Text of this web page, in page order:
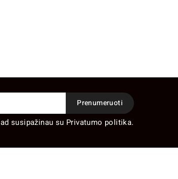
susipažinau su Privatumo politika.